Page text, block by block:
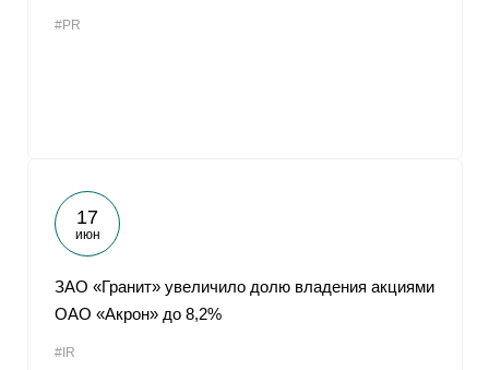
#PR
17
июн
ЗАО «Гранит» увеличило долю владения акциями
ОАО «Акрон» до 8,2%
#IR